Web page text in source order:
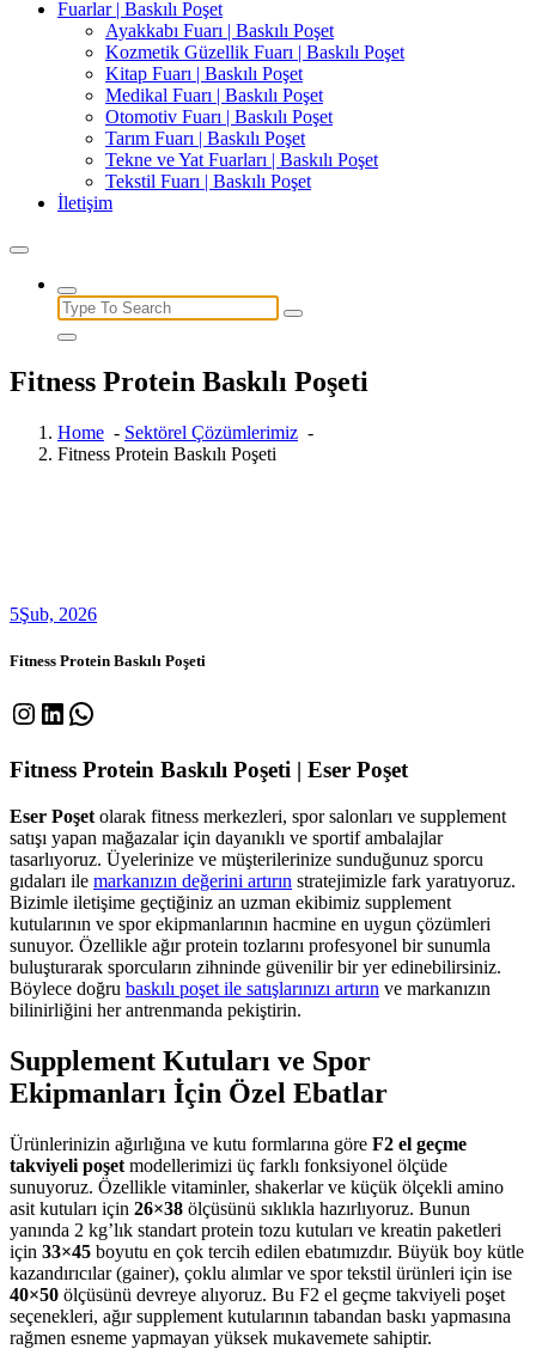
Fuarlar | Baskılı Poşet
Ayakkabı Fuarı | Baskılı Poşet
Kozmetik Güzellik Fuarı | Baskılı Poşet
Kitap Fuarı | Baskılı Poşet
Medikal Fuarı | Baskılı Poşet
Otomotiv Fuarı | Baskılı Poşet
Tarım Fuarı | Baskılı Poşet
Tekne ve Yat Fuarları | Baskılı Poşet
Tekstil Fuarı | Baskılı Poşet
İletişim
Search
for:
Fitness Protein Baskılı Poşeti
Home - Sektörel Çözümlerimiz -
Fitness Protein Baskılı Poşeti
5Şub, 2026
Fitness Protein Baskılı Poşeti
Instagram
LinkedIn
WhatsApp
Fitness Protein Baskılı Poşeti | Eser Poşet
Eser Poşet olarak fitness merkezleri, spor salonları ve supplement
satışı yapan mağazalar için dayanıklı ve sportif ambalajlar
tasarlıyoruz. Üyelerinize ve müşterilerinize sunduğunuz sporcu
gıdaları ile markanızın değerini artırın stratejimizle fark yaratıyoruz.
Bizimle iletişime geçtiğiniz an uzman ekibimiz supplement
kutularının ve spor ekipmanlarının hacmine en uygun çözümleri
sunuyor. Özellikle ağır protein tozlarını profesyonel bir sunumla
buluşturarak sporcuların zihninde güvenilir bir yer edinebilirsiniz.
Böylece doğru baskılı poşet ile satışlarınızı artırın ve markanızın
bilinirliğini her antrenmanda pekiştirin.
Supplement Kutuları ve Spor
Ekipmanları İçin Özel Ebatlar
Ürünlerinizin ağırlığına ve kutu formlarına göre F2 el geçme
takviyeli poşet modellerimizi üç farklı fonksiyonel ölçüde
sunuyoruz. Özellikle vitaminler, shakerlar ve küçük ölçekli amino
asit kutuları için 26×38 ölçüsünü sıklıkla hazırlıyoruz. Bunun
yanında 2 kg’lık standart protein tozu kutuları ve kreatin paketleri
için 33×45 boyutu en çok tercih edilen ebatımızdır. Büyük boy kütle
kazandırıcılar (gainer), çoklu alımlar ve spor tekstil ürünleri için ise
40×50 ölçüsünü devreye alıyoruz. Bu F2 el geçme takviyeli poşet
seçenekleri, ağır supplement kutularının tabandan baskı yapmasına
rağmen esneme yapmayan yüksek mukavemete sahiptir.